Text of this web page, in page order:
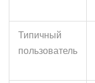
Типичный
пользователь